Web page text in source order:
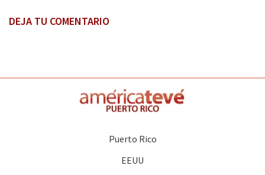
DEJA TU COMENTARIO
Puerto Rico
EEUU